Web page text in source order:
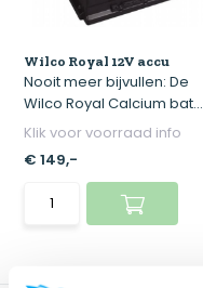
Wilco Royal 12V accu
Nooit meer bijvullen: De
Wilco Royal Calcium bat...
Klik voor voorraad info
€ 149,-